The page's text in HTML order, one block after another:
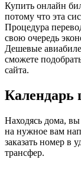
Купить онлайн
потому что эта
Процедура
свою очередь
Дешевые
сможете
сайта.
Календарь
Находясь дома, вы
на нужное вам
заказать номер в
трансфер.